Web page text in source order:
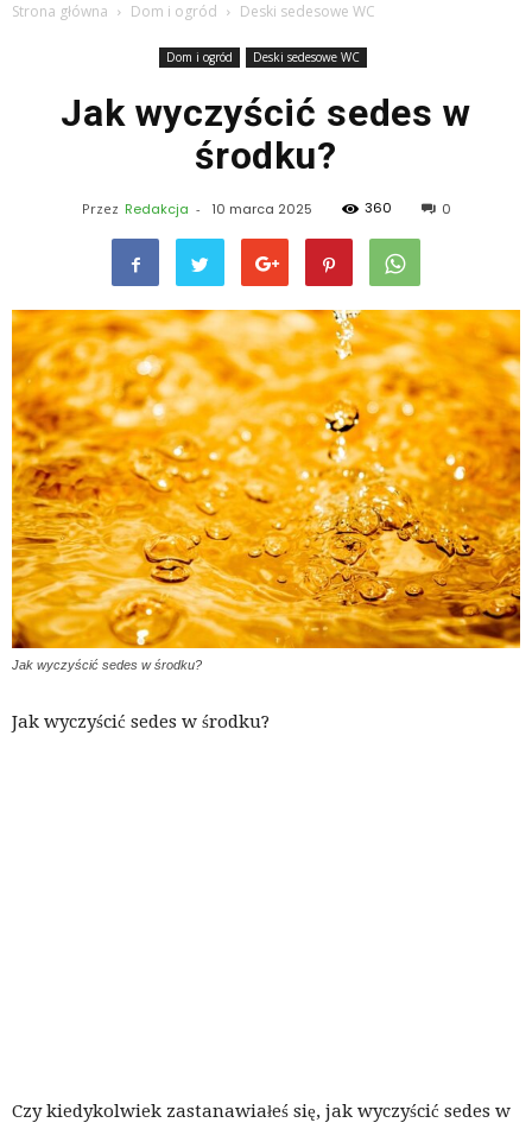
Strona główna Dom i ogród Deski sedesowe WC
Dom i ogród Deski sedesowe WC
Jak wyczyścić sedes w
środku?
Przez Redakcja - 10 marca 2025 360 0
Jak wyczyścić sedes w środku?
Jak wyczyścić sedes w środku?
Czy kiedykolwiek zastanawiałeś się, jak wyczyścić sedes w